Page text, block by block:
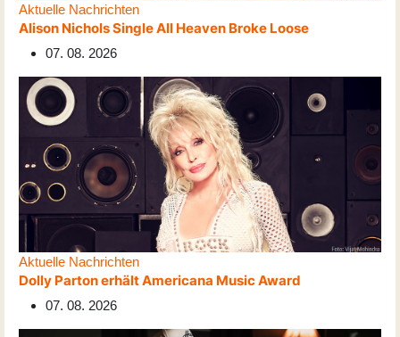
Aktuelle Nachrichten
Alison Nichols Single All Heaven Broke Loose
07. 08. 2026
Aktuelle Nachrichten
Dolly Parton erhält Americana Music Award
07. 08. 2026